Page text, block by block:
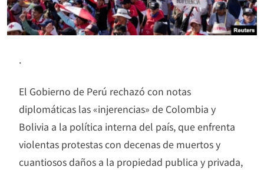
.
El Gobierno de Perú rechazó con notas
diplomáticas las «injerencias» de Colombia y
Bolivia a la política interna del país, que enfrenta
violentas protestas con decenas de muertos y
cuantiosos daños a la propiedad publica y privada,